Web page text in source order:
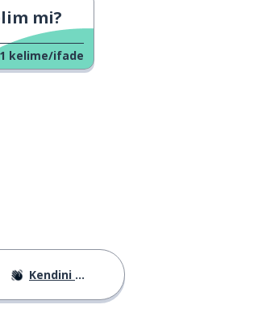
mi?
kelime/ifade
Kendini Tanıtma